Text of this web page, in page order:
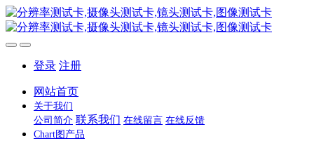
登录 注册
网站首页
关于我们
公司简介 联系我们 在线留言 在线反馈
Chart图产品